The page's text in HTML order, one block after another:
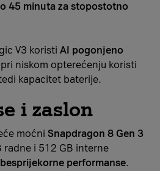
45 minuta za stopostotno
V3 koristi AI pogonjeno
niskom opterećenju koristi
kapacitet baterije.
i zaslon
moćni Snapdragon 8 Gen 3
radne i 512 GB interne
besprijekorne performanse.